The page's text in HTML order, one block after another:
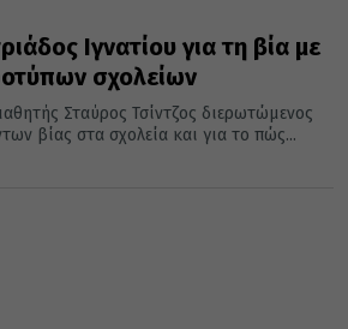
Ιγνατίου για τη βία με
σχολείων
Σταύρος Τσίντζος διερωτώμενος
βίας στα σχολεία και για το πώς...